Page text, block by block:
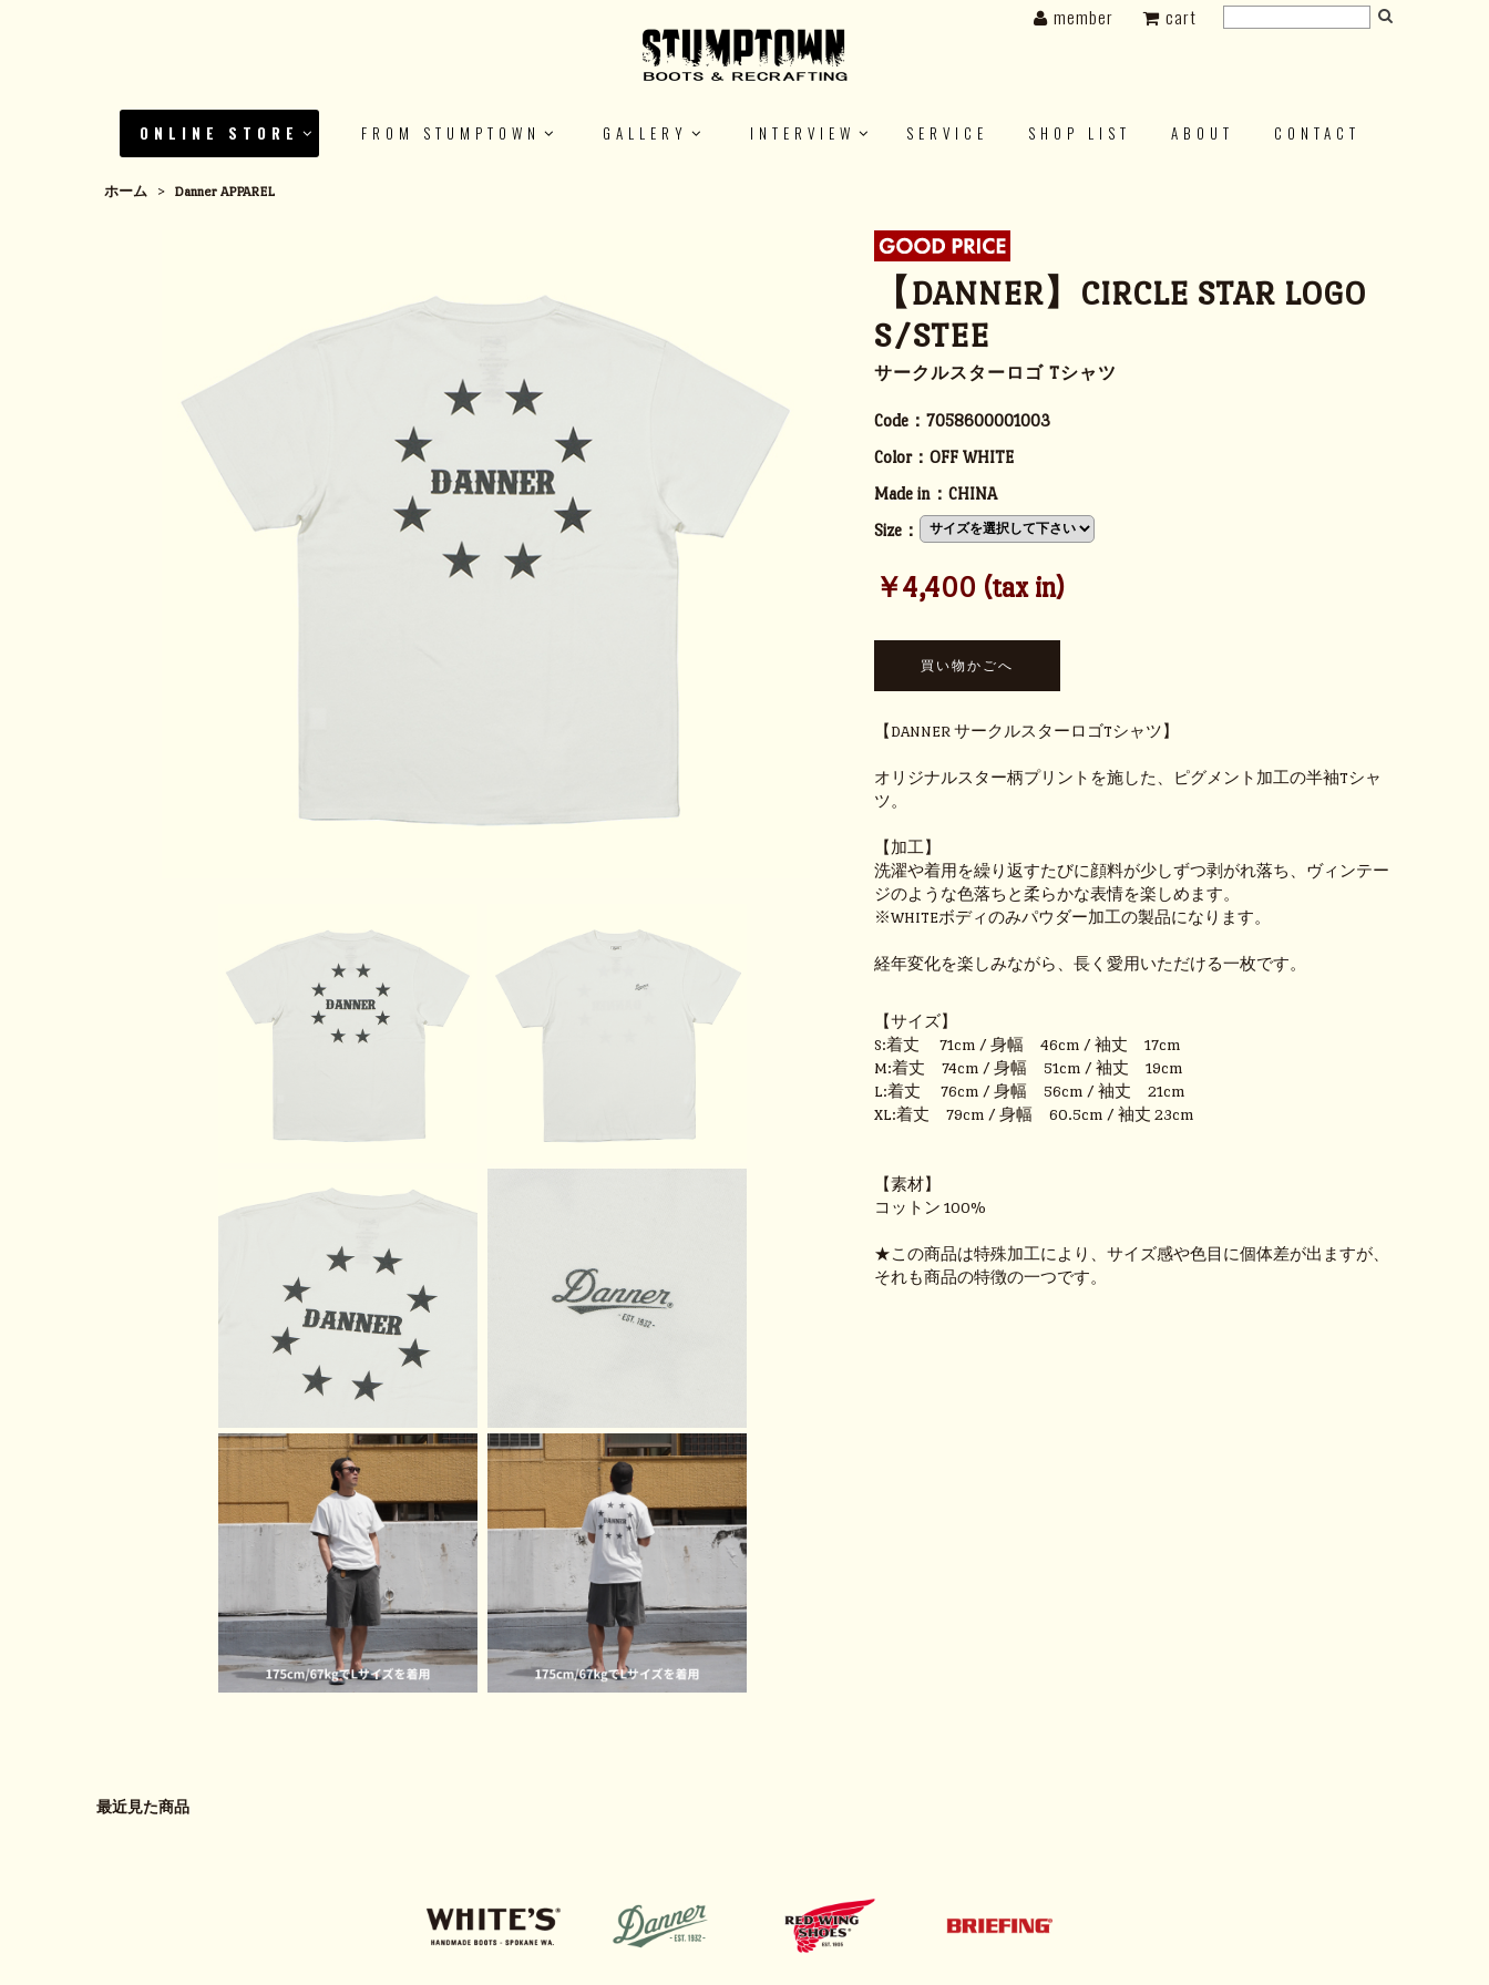
ONLINE STORE FROM STUMPTOWN GALLERY INTERVIEW SERVICE SHOP LIST ABOUT CONTACT
member cart
ホーム > Danner APPAREL
【DANNER】CIRCLE STAR LOGO
S/STEE
サークルスターロゴ Tシャツ
Code： 7058600001003
Color： OFF WHITE
Made in： CHINA
Size：
￥4,400 (tax in)
【DANNER サークルスターロゴTシャツ】
オリジナルスター柄プリントを施した、ピグメント加工の半袖Tシャ
ツ。
【加工】
洗濯や着用を繰り返すたびに顔料が少しずつ剥がれ落ち、ヴィンテー
ジのような色落ちと柔らかな表情を楽しめます。
※WHITEボディのみパウダー加工の製品になります。
経年変化を楽しみながら、長く愛用いただける一枚です。
【サイズ】
S:着丈 71cm / 身幅 46cm / 袖丈 17cm
M:着丈 74cm / 身幅 51cm / 袖丈 19cm
L:着丈 76cm / 身幅 56cm / 袖丈 21cm
XL:着丈 79cm / 身幅 60.5cm / 袖丈 23cm
【素材】
コットン 100%
★この商品は特殊加工により、サイズ感や色目に個体差が出ますが、
それも商品の特徴の一つです。
最近見た商品